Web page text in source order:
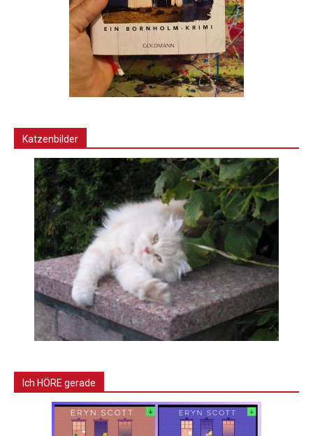
Katzenbilder
Ich HÖRE gerade